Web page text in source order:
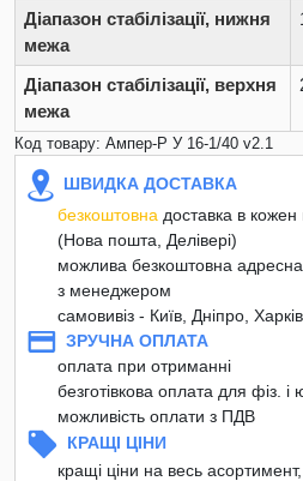
Діапазон стабілізації, нижня
межа
Діапазон стабілізації, верхня
межа
Код товару: Ампер-Р У 16-1/40 v2.1
ШВИДКА ДОСТАВКА
безкоштовна доставка в
(Нова пошта, Делівері)
можлива безкоштовна
з менеджером
самовивіз - Київ, Дніпро,
ЗРУЧНА ОПЛАТА
оплата при отриманні
безготівкова оплата для фіз. і
можливість оплати з ПДВ
КРАЩІ ЦІНИ
кращі ціни на весь